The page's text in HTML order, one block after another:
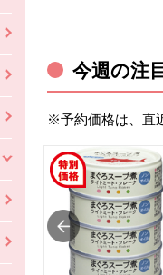
今週の注
※予約価格は、直